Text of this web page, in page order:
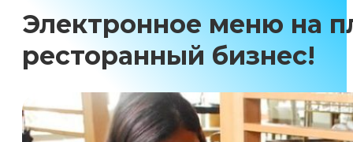
Электронное меню на
ресторанный бизнес!